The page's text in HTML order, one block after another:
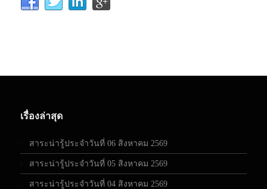
เรื่องล่าสุด
สาระน่ารู้ประจำวันที่ 06 สิงหาคม 2569
สาระน่ารู้ประจำวันที่ 05 สิงหาคม 2569
สาระน่ารู้ประจำวันที่ 04 สิงหาคม 2569